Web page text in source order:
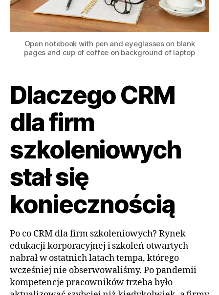
Open notebook with pen and eyeglasses on blank
pages and cup of coffee on background of laptop
Dlaczego CRM
dla firm
szkoleniowych
stał się
koniecznością
Po co CRM dla firm szkoleniowych? Rynek
edukacji korporacyjnej i szkoleń otwartych
nabrał w ostatnich latach tempa, którego
wcześniej nie obserwowaliśmy. Po pandemii
kompetencje pracowników trzeba było